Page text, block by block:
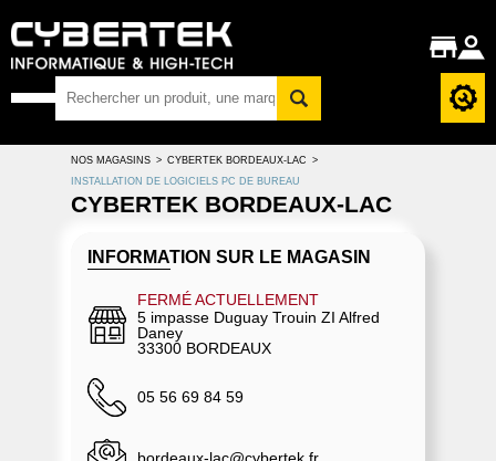
NOS MAGASINS > CYBERTEK BORDEAUX-LAC >
INSTALLATION DE LOGICIELS PC DE BUREAU
CYBERTEK BORDEAUX-LAC
INFORMATION SUR LE MAGASIN
FERMÉ ACTUELLEMENT
5 impasse Duguay Trouin ZI Alfred
Daney
33300 BORDEAUX
05 56 69 84 59